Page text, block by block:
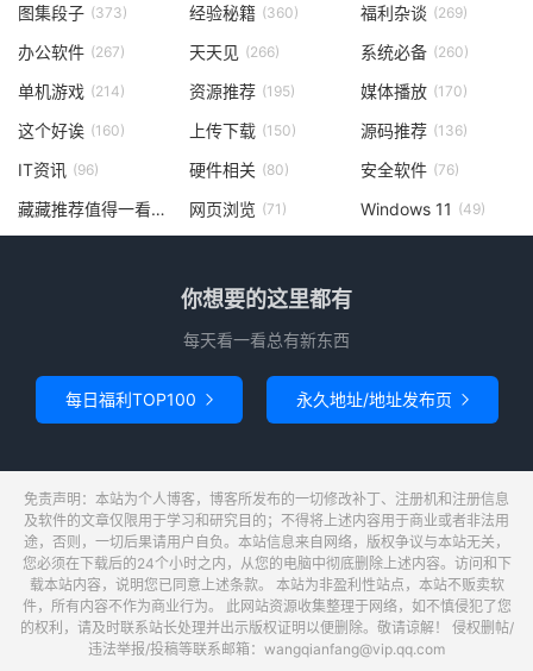
图集段子 (373) 经验秘籍 (360) 福利杂谈 (269)
办公软件 (267) 天天见 (266) 系统必备 (260)
单机游戏 (214) 资源推荐 (195) 媒体播放 (170)
这个好诶 (160) 上传下载 (150) 源码推荐 (136)
IT资讯 (96) 硬件相关 (80) 安全软件 (76)
藏藏推荐值得一看 网页浏览 (71) Windows 11 (49)
你想要的这里都有
每天看一看总有新东西
每日福利TOP100  永久地址/地址发布页 
免责声明：本站为个人博客，博客所发布的一切修改补丁、注册机和注册信息
及软件的文章仅限用于学习和研究目的；不得将上述内容用于商业或者非法用
途，否则，一切后果请用户自负。本站信息来自网络，版权争议与本站无关，
您必须在下载后的24个小时之内，从您的电脑中彻底删除上述内容。访问和下
载本站内容，说明您已同意上述条款。 本站为非盈利性站点，本站不贩卖软
件，所有内容不作为商业行为。 此网站资源收集整理于网络，如不慎侵犯了您
的权利，请及时联系站长处理并出示版权证明以便删除。敬请谅解！ 侵权删帖/
违法举报/投稿等联系邮箱：wangqianfang@vip.qq.com